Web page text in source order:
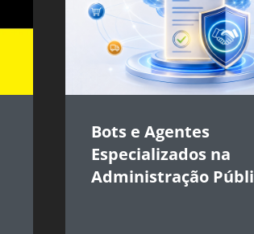
Bots e Agentes
Especializados na
Administração